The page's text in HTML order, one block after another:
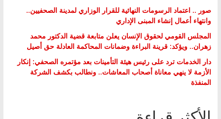
صور .. اعتماد الرسومات النهائية للقرار الوزاري لمدينة الصحفيين..
وانتهاء أعمال إنشاء المبنى الإداري
المجلس القومي لحقوق الإنسان يعلن متابعة قضية الدكتور محمد
زهران.. ويؤكد: قرينة البراءة وضمانات المحاكمة العادلة حق أصيل
دار الخدمات ترد على رئيس هيئة التأمينات بعد مؤتمره الصحفي: إنكار
الأزمة لا ينهي معاناة أصحاب المعاشات.. ونطالب بكشف الشركة
المنفذة